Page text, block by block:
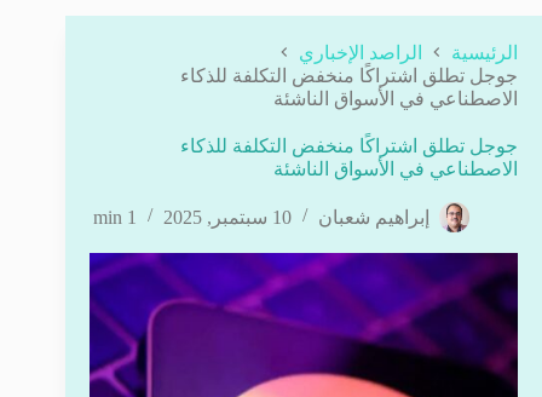
الرئيسية
الراصد الإخباري
جوجل تطلق اشتراكًا منخفض التكلفة للذكاء
الاصطناعي في الأسواق الناشئة
جوجل تطلق اشتراكًا منخفض التكلفة للذكاء
الاصطناعي في الأسواق الناشئة
إبراهيم شعبان 10 سبتمبر, 2025 1 min